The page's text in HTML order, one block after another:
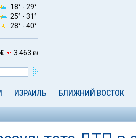
18° - 29°
25° - 31°
28° - 40°
€ 3.463 ₪
ИЗРАИЛЬ БЛИЖНИЙ ВОСТОК